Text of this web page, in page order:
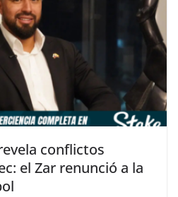
conflictos
el Zar renunció a la